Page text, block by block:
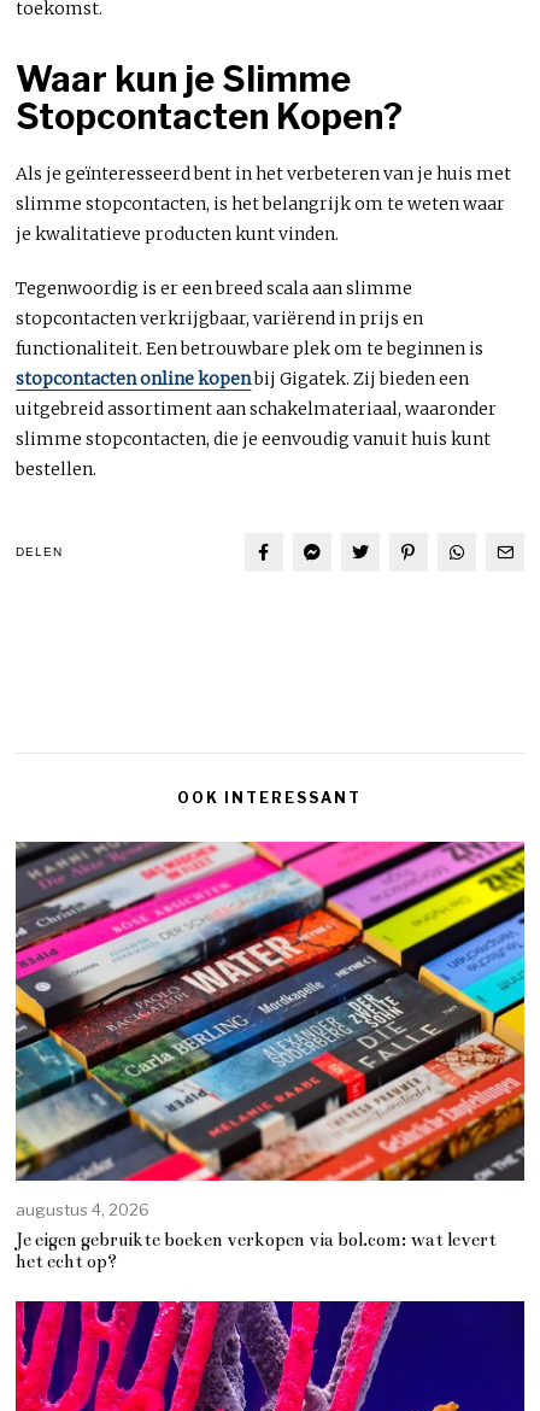
toekomst.
Waar kun je Slimme
Stopcontacten Kopen?
Als je geïnteresseerd bent in het verbeteren van je huis met
slimme stopcontacten, is het belangrijk om te weten waar
je kwalitatieve producten kunt vinden.
Tegenwoordig is er een breed scala aan slimme
stopcontacten verkrijgbaar, variërend in prijs en
functionaliteit. Een betrouwbare plek om te beginnen is
stopcontacten online kopenbij Gigatek. Zij bieden een
uitgebreid assortiment aan schakelmateriaal, waaronder
slimme stopcontacten, die je eenvoudig vanuit huis kunt
bestellen.
DELEN
OOK INTERESSANT
augustus 4, 2026
Je eigen gebruikte boeken verkopen via bol.com: wat levert
het echt op?